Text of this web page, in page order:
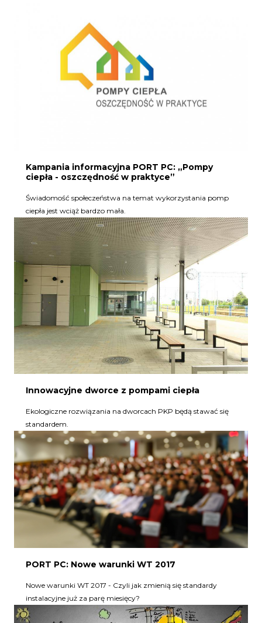
Kampania informacyjna PORT PC: „Pompy
ciepła - oszczędność w praktyce”
Świadomość społeczeństwa na temat wykorzystania pomp
ciepła jest wciąż bardzo mała.
Innowacyjne dworce z pompami ciepła
Ekologiczne rozwiązania na dworcach PKP będą stawać się
standardem.
PORT PC: Nowe warunki WT 2017
Nowe warunki WT 2017 - Czyli jak zmienią się standardy
instalacyjne już za parę miesięcy?